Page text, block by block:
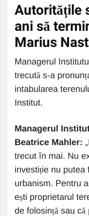
Autoritățile
ani să
Marius
Managerul
trecută s-a
intabularea
Institut.
Managerul
Beatrice Mahler:
trecut în mai. Nu
investiție nu putea
urbanism. Pentru
ești proprietarul
de folosință sau